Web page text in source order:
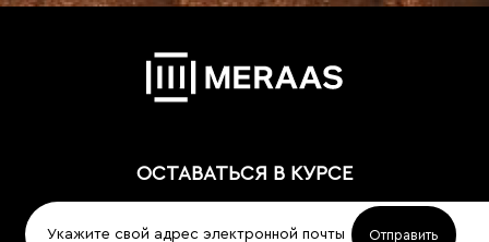
ОСТАВАТЬСЯ В КУРСЕ